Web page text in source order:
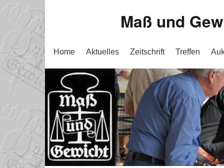
Maß und
Home Aktuelles Zeitschrift Treffen